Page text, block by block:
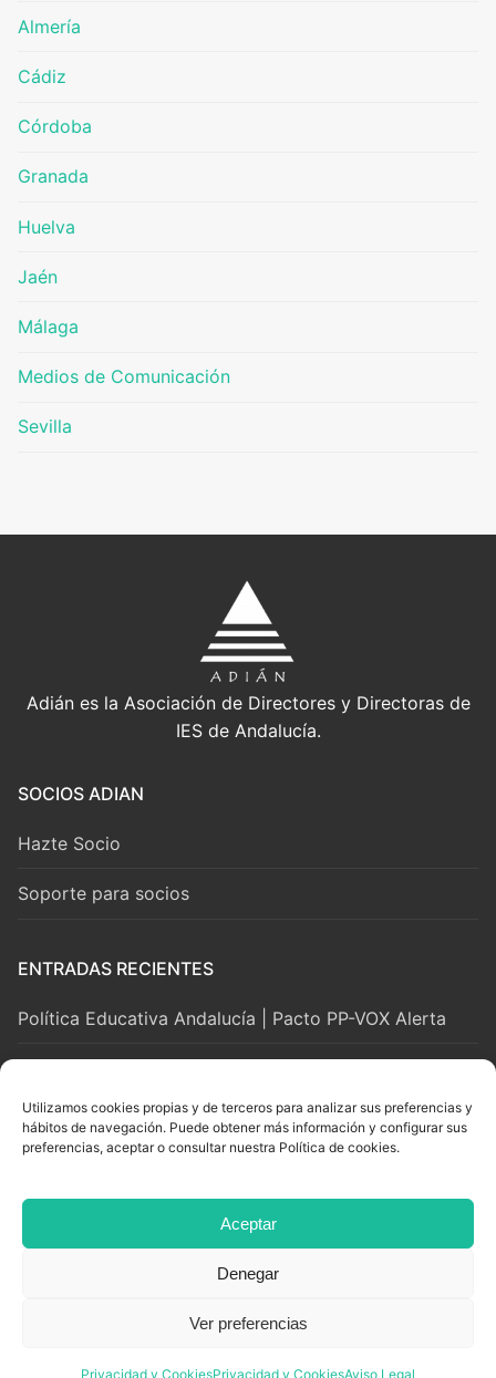
Utilizamos cookies propias y de terceros para analizar sus preferencias y
hábitos de navegación. Puede obtener más información y configurar sus
preferencias, aceptar o consultar nuestra Política de cookies.
Aceptar
Denegar
Ver preferencias
Privacidad y CookiesPrivacidad y CookiesAviso Legal
Almería
Cádiz
Córdoba
Granada
Huelva
Jaén
Málaga
Medios de Comunicación
Sevilla
Adián es la Asociación de Directores y Directoras de
IES de Andalucía.
SOCIOS ADIAN
Hazte Socio
Soporte para socios
ENTRADAS RECIENTES
Política Educativa Andalucía | Pacto PP-VOX Alerta
LEGAL Y SOPORTE